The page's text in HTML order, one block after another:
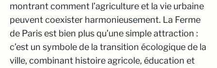
montrant comment l’agriculture et la vie urbaine
peuvent coexister harmonieusement. La Ferme
de Paris est bien plus qu’une simple attraction :
c’est un symbole de la transition écologique de la
ville, combinant histoire agricole, éducation et